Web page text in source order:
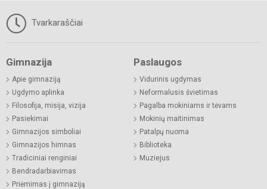
Tvarkaraščiai
Gimnazija
Apie gimnaziją
Ugdymo aplinka
Filosofija, misija, vizija
Pasiekimai
Gimnazijos simboliai
Gimnazijos himnas
Tradiciniai renginiai
Bendradarbiavimas
Priėmimas į gimnaziją
Paslaugos
Vidurinis ugdymas
Neformalusis švietimas
Pagalba mokiniams ir tėvams
Mokinių maitinimas
Patalpų nuoma
Biblioteka
Muziejus